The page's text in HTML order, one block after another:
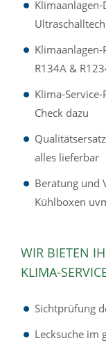
R134A &
Klima-
Check dazu
alles lieferbar
Beratung und
Kühlboxen
WIR BIETEN
KLIMA-
Sichtprüfung
Lecksuche im